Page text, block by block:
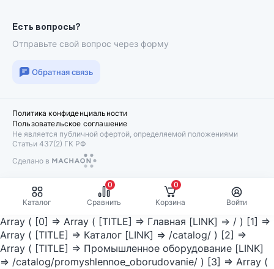
Есть вопросы?
Отправьте свой вопрос через форму
Обратная связь
Политика конфиденциальности
Пользовательское соглашение
Не является публичной офертой, определяемой положениями
Статьи 437(2) ГК РФ
Сделано в
Machaon
Каталог
0
Сравнить
0
Корзина
Войти
Array ( [0] => Array ( [TITLE] => Главная [LINK] => / ) [1] =>
Array ( [TITLE] => Каталог [LINK] => /catalog/ ) [2] =>
Array ( [TITLE] => Промышленное оборудование [LINK]
=> /catalog/promyshlennoe_oborudovanie/ ) [3] => Array (